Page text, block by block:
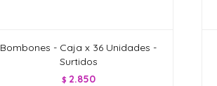
Bombones - Caja x 36 Unidades -
Surtidos
$ 2.850